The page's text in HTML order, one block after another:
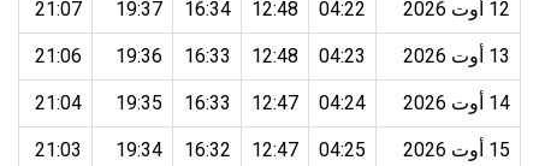
12 أوت 2026 04:22
12:48
16:34
19:37
21:07
13 أوت 2026 04:23
12:48
16:33
19:36
21:06
14 أوت 2026 04:24
12:47
16:33
19:35
21:04
15 أوت 2026 04:25
12:47
16:32
19:34
21:03